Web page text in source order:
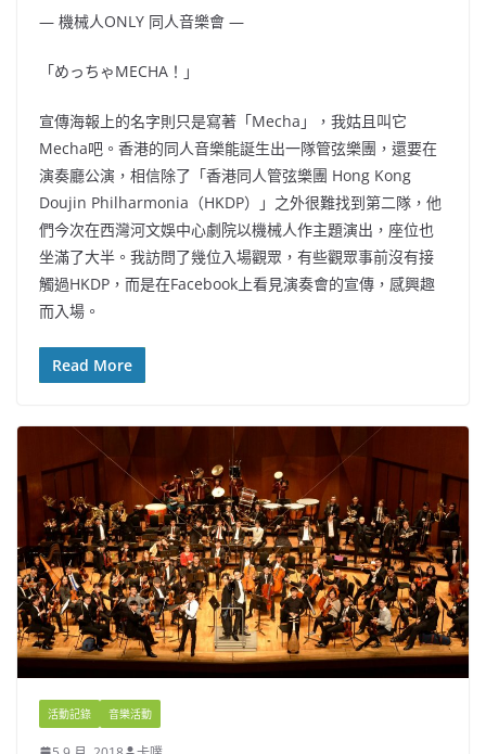
— 機械人ONLY 同人音樂會 —
「めっちゃMECHA！」
宣傳海報上的名字則只是寫著「Mecha」，我姑且叫它
Mecha吧。香港的同人音樂能誕生出一隊管弦樂團，還要在
演奏廳公演，相信除了「香港同人管弦樂團 Hong Kong
Doujin Philharmonia（HKDP）」之外很難找到第二隊，他
們今次在西灣河文娛中心劇院以機械人作主題演出，座位也
坐滿了大半。我訪問了幾位入場觀眾，有些觀眾事前沒有接
觸過HKDP，而是在Facebook上看見演奏會的宣傳，感興趣
而入場。
Read More
活動記錄 音樂活動